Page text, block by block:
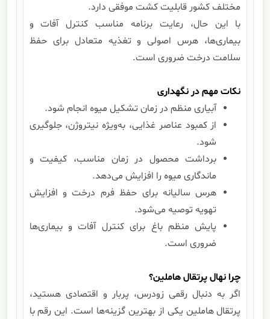
مختلف کشور قابلیت کشت موفقی دارد.
با این حال، رعایت برنامه مناسب کنترل آفات و
بیماری‌ها، هرس اصولی و تغذیه متعادل برای حفظ
سلامت درخت ضروری است.
نکات مهم در نگهداری
آبیاری منظم در زمان تشکیل میوه انجام شود.
از کمبود عناصر غذایی، به‌ویژه نیتروژن، جلوگیری
شود.
برداشت محصول در زمان مناسب، کیفیت و
ماندگاری میوه را افزایش می‌دهد.
هرس سالیانه برای حفظ فرم درخت و افزایش
تهویه توصیه می‌شود.
پایش منظم باغ برای کنترل آفات و بیماری‌ها
ضروری است.
چرا نهال پرتقال هاملین؟
اگر به دنبال رقمی زودرس، پربار و اقتصادی هستید،
پرتقال هاملین یکی از بهترین گزینه‌ها است. این رقم با